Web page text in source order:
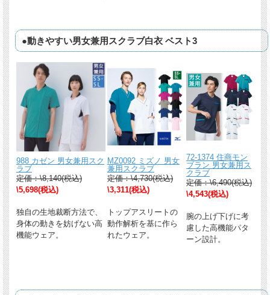
●動きやすい男女兼用スクラブ白衣 ベスト3
988 カゼン 男女兼用スク
ラブ
定価：\8,140(税込)
\5,698(税込)
独自の生地裁断方法で、
身体の動きを妨げない高
機能ウェア。
MZ0092 ミズノ 男女
兼用スクラブ
定価：\4,730(税込)
\3,311(税込)
トップアスリートの
動作解析を基に作ら
れたウェア。
72-1374 住商モン
ブラン 男女兼用ス
クラブ
定価：\6,490(税込)
\4,543(税込)
腕の上げ下げに考
慮した高機能パタ
ーン設計。